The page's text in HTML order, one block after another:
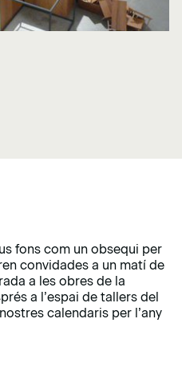
fons com un obsequi per
convidades a un matí de
a les obres de la
a l’espai de tallers del
calendaris per l’any